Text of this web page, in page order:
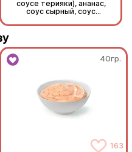
соусе терияки), ананас,
соус сырный, соус
40гр.
163